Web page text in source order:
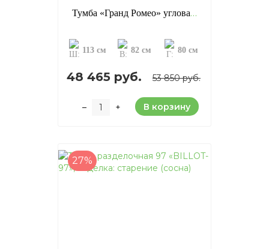
Тумба «Гранд Ромео» угловая, отделка: старение (сосна)
113 см 82 см 80 см
48 465 руб. 53 850 руб.
– + В корзину
27%